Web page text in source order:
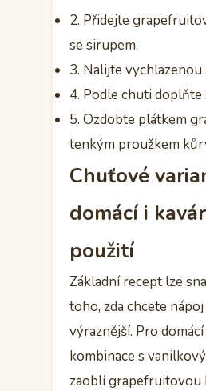
2. Přidejte
se sirupem.
3. Nalijte vychlazenou
4. Podle chuti doplňte
5. Ozdobte plátkem
tenkým proužkem
Chuťové
domácí i
použití
Základní recept lze
toho, zda chcete
výraznější. Pro
kombinace s
zaoblí grapefruitovou